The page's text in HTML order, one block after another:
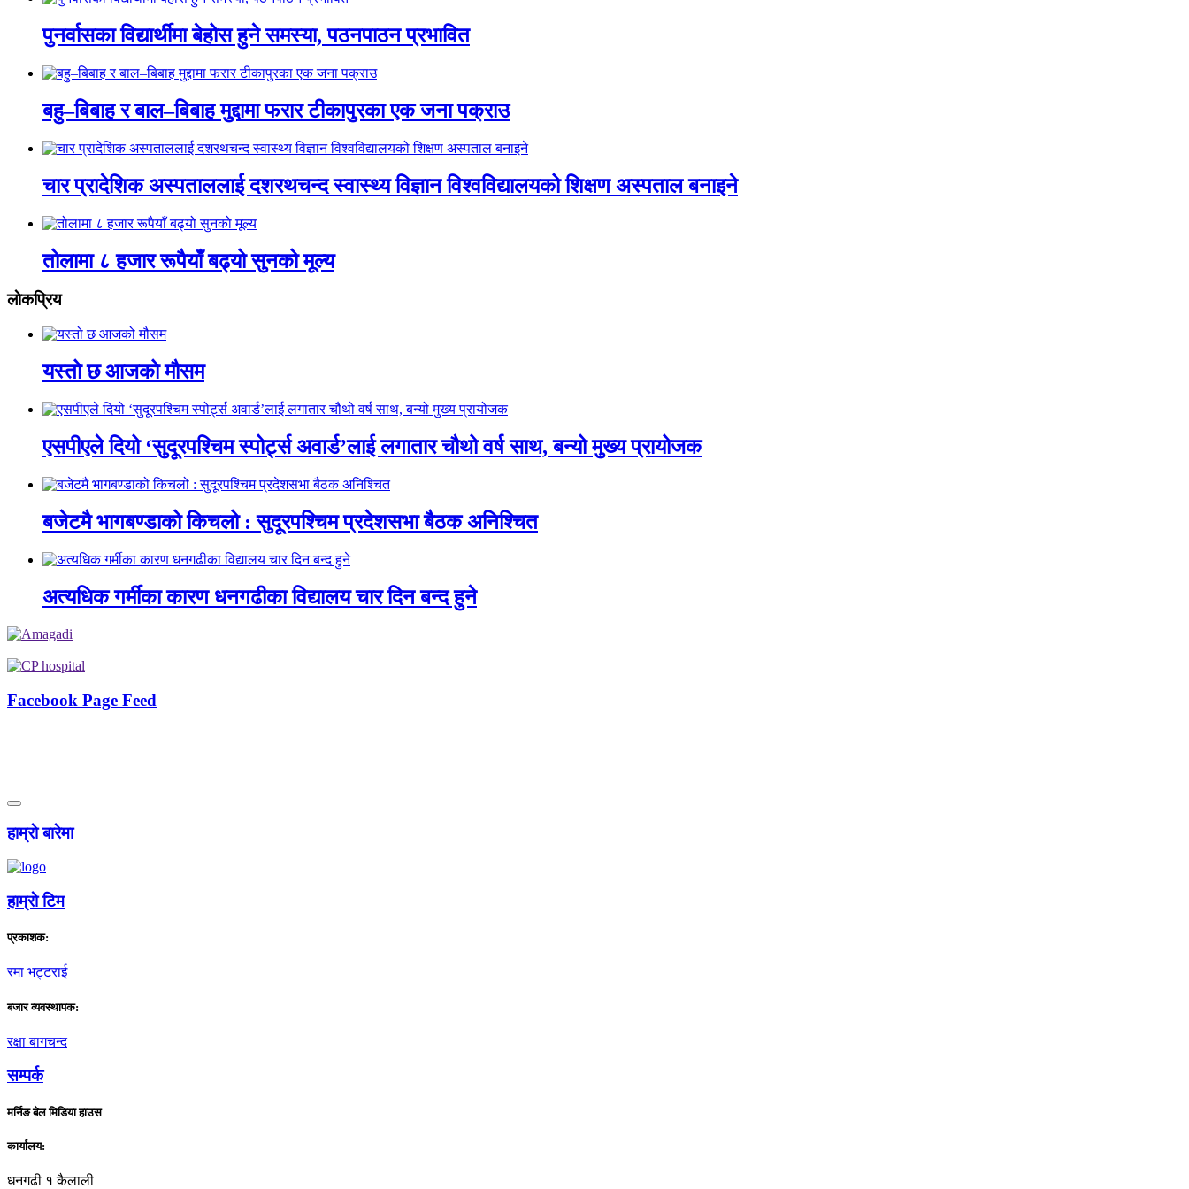
पुनर्वासका विद्यार्थीमा बेहोस हुने समस्या, पठनपाठन प्रभावित
बहु–बिबाह र बाल–बिबाह मुद्दामा फरार टीकापुरका एक जना पक्राउ
चार प्रादेशिक अस्पताललाई दशरथचन्द स्वास्थ्य विज्ञान विश्वविद्यालयको शिक्षण अस्पताल बनाइने
तोलामा ८ हजार रूपैयाँ बढ्यो सुनको मूल्य
लाेकप्रिय
यस्तो छ आजको मौसम
एसपीएले दियो ‘सुदूरपश्चिम स्पोर्ट्स अवार्ड’लाई लगातार चौथो वर्ष साथ, बन्यो मुख्य प्रायोजक
बजेटमै भागबण्डाको किचलो : सुदूरपश्चिम प्रदेशसभा बैठक अनिश्चित
अत्यधिक गर्मीका कारण धनगढीका विद्यालय चार दिन बन्द हुने
Facebook Page Feed
हाम्राे बारेमा
हाम्राे टिम
प्रकाशक:
रमा भट्टराई
बजार व्यवस्थापक:
रक्षा बागचन्द
सम्पर्क
मर्निङ बेल मिडिया हाउस
कार्यालय:
धनगढी १ कैलाली